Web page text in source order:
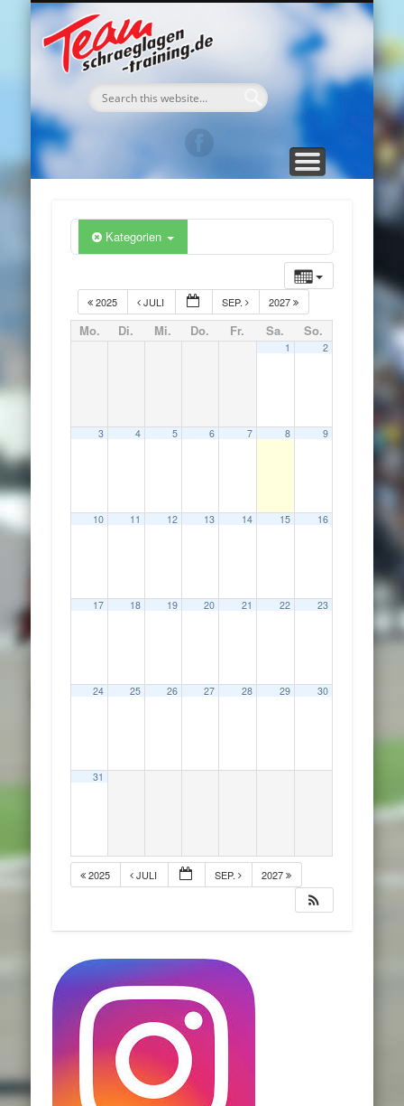
Kategorien
2025 JULI SEP. 2027
Mo. Di. Mi. Do. Fr. Sa. So.
1 2
3 4 5 6 7 8 9
10 11 12 13 14 15 16
17 18 19 20 21 22 23
24 25 26 27 28 29 30
31
2025 JULI SEP. 2027